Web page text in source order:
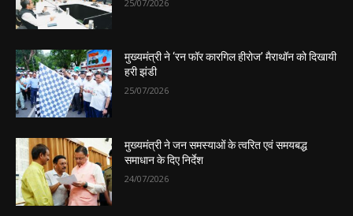
25/07/2026
मुख्यमंत्री ने ‘रन फॉर कारगिल हीरोज’ मैराथॉन को दिखायी
हरी झंडी
25/07/2026
मुख्यमंत्री ने जन समस्याओं के त्वरित एवं समयबद्ध
समाधान के दिए निर्देश
24/07/2026